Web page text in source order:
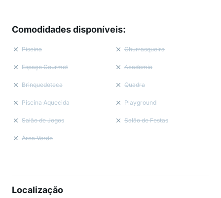
Comodidades disponíveis:
Piscina Churrasqueira
Espaço Gourmet Academia
Brinquedoteca Quadra
Piscina Aquecida Playground
Salão de Jogos Salão de Festas
Área Verde
Localização